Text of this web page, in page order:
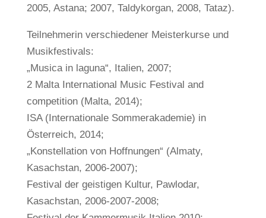
2005, Astana; 2007, Taldykorgan, 2008, Tataz).
Teilnehmerin verschiedener Meisterkurse und
Musikfestivals:
„Musica in laguna“, Italien, 2007;
2 Malta International Music Festival and
competition (Malta, 2014);
ISA (Internationale Sommerakademie) in
Österreich, 2014;
„Konstellation von Hoffnungen“ (Almaty,
Kasachstan, 2006-2007);
Festival der geistigen Kultur, Pawlodar,
Kasachstan, 2006-2007-2008;